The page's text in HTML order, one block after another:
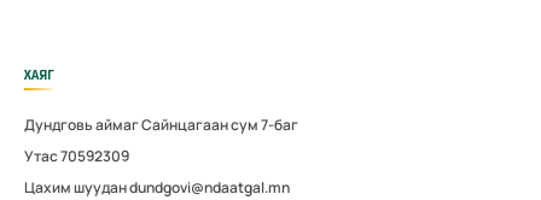
ХАЯГ
Дундговь аймаг Сайнцагаан сум 7-баг
Утас 70592309
Цахим шуудан dundgovi@ndaatgal.mn